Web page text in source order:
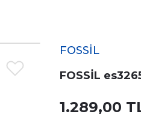
FOSSİL
FOSSİL
1.289,00